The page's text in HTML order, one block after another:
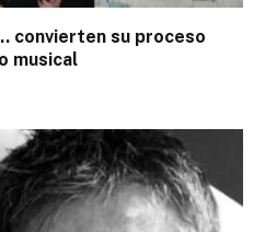
convierten su proceso
musical